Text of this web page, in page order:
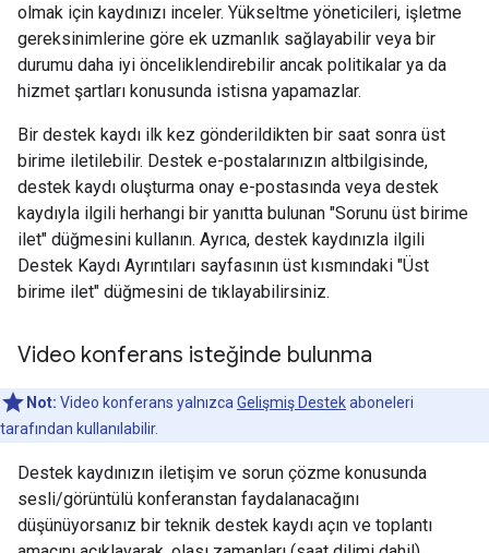
olmak için kaydınızı inceler. Yükseltme yöneticileri, işletme
gereksinimlerine göre ek uzmanlık sağlayabilir veya bir
durumu daha iyi önceliklendirebilir ancak politikalar ya da
hizmet şartları konusunda istisna yapamazlar.
Bir destek kaydı ilk kez gönderildikten bir saat sonra üst
birime iletilebilir. Destek e-postalarınızın altbilgisinde,
destek kaydı oluşturma onay e-postasında veya destek
kaydıyla ilgili herhangi bir yanıtta bulunan "Sorunu üst birime
ilet" düğmesini kullanın. Ayrıca, destek kaydınızla ilgili
Destek Kaydı Ayrıntıları sayfasının üst kısmındaki "Üst
birime ilet" düğmesini de tıklayabilirsiniz.
Video konferans isteğinde bulunma
Not: Video konferans yalnızca Gelişmiş Destekaboneleri
tarafından kullanılabilir.
Destek kaydınızın iletişim ve sorun çözme konusunda
sesli/görüntülü konferanstan faydalanacağını
düşünüyorsanız bir teknik destek kaydı açın ve toplantı